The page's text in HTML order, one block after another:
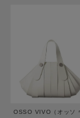
クロームなめしの牛
が特徴です。
OSSO VIVO（オッソ